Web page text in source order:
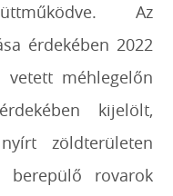
Az
érdekében 2022
vetett méhlegelőn
kijelölt,
zöldterületen
rovarok